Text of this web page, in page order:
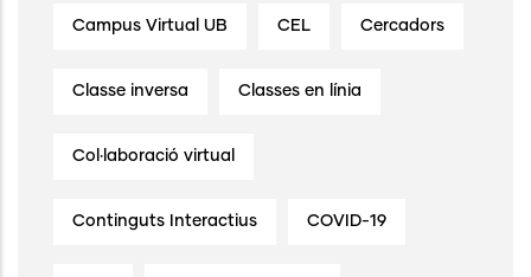
Campus Virtual UB CEL Cercadors
Classe inversa Classes en línia
Col·laboració virtual
Continguts Interactius COVID-19